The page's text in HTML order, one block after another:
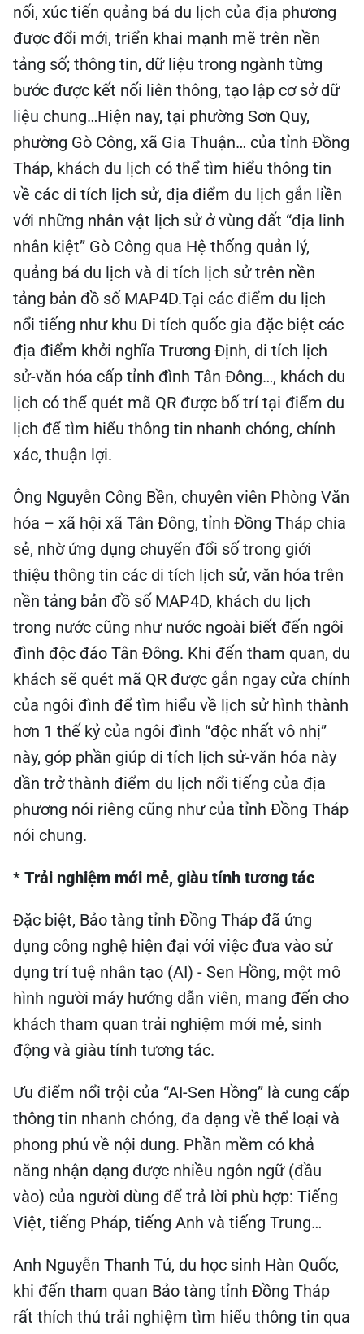
nối, xúc tiến quảng bá du lịch của địa phương
được đổi mới, triển khai mạnh mẽ trên nền
tảng số; thông tin, dữ liệu trong ngành từng
bước được kết nối liên thông, tạo lập cơ sở dữ
liệu chung…Hiện nay, tại phường Sơn Quy,
phường Gò Công, xã Gia Thuận… của tỉnh Đồng
Tháp, khách du lịch có thể tìm hiểu thông tin
về các di tích lịch sử, địa điểm du lịch gắn liền
với những nhân vật lịch sử ở vùng đất “địa linh
nhân kiệt” Gò Công qua Hệ thống quản lý,
quảng bá du lịch và di tích lịch sử trên nền
tảng bản đồ số MAP4D.Tại các điểm du lịch
nổi tiếng như khu Di tích quốc gia đặc biệt các
địa điểm khởi nghĩa Trương Định, di tích lịch
sử-văn hóa cấp tỉnh đình Tân Đông…, khách du
lịch có thể quét mã QR được bố trí tại điểm du
lịch để tìm hiểu thông tin nhanh chóng, chính
xác, thuận lợi.
Ông Nguyễn Công Bền, chuyên viên Phòng Văn
hóa – xã hội xã Tân Đông, tỉnh Đồng Tháp chia
sẻ, nhờ ứng dụng chuyển đổi số trong giới
thiệu thông tin các di tích lịch sử, văn hóa trên
nền tảng bản đồ số MAP4D, khách du lịch
trong nước cũng như nước ngoài biết đến ngôi
đình độc đáo Tân Đông. Khi đến tham quan, du
khách sẽ quét mã QR được gắn ngay cửa chính
của ngôi đình để tìm hiểu về lịch sử hình thành
hơn 1 thế kỷ của ngôi đình “độc nhất vô nhị”
này, góp phần giúp di tích lịch sử-văn hóa này
dần trở thành điểm du lịch nổi tiếng của địa
phương nói riêng cũng như của tỉnh Đồng Tháp
nói chung.
* Trải nghiệm mới mẻ, giàu tính tương tác
Đặc biệt, Bảo tàng tỉnh Đồng Tháp đã ứng
dụng công nghệ hiện đại với việc đưa vào sử
dụng trí tuệ nhân tạo (AI) - Sen Hồng, một mô
hình người máy hướng dẫn viên, mang đến cho
khách tham quan trải nghiệm mới mẻ, sinh
động và giàu tính tương tác.
Ưu điểm nổi trội của “AI-Sen Hồng” là cung cấp
thông tin nhanh chóng, đa dạng về thể loại và
phong phú về nội dung. Phần mềm có khả
năng nhận dạng được nhiều ngôn ngữ (đầu
vào) của người dùng để trả lời phù hợp: Tiếng
Việt, tiếng Pháp, tiếng Anh và tiếng Trung…
Anh Nguyễn Thanh Tú, du học sinh Hàn Quốc,
khi đến tham quan Bảo tàng tỉnh Đồng Tháp
rất thích thú trải nghiệm tìm hiểu thông tin qua